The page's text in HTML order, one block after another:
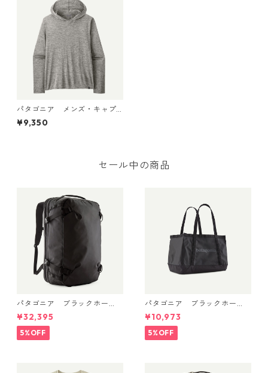
パタゴニア メンズ・キャプ
リーン・クール・デイリー・
フーディ (カラー Feather G
¥9,350
セール中の商品
パタゴニア ブラックホー
ル・MLC 45L Black w/Black
49307 日本正規品
¥32,395
5%OFF
パタゴニア ブラックホー
ル・トート 25L (カラー Blac
k w/Black) Patagonia Black
Hole® Tote 25L 日本正規品
製品番号 49032
¥10,973
5%OFF